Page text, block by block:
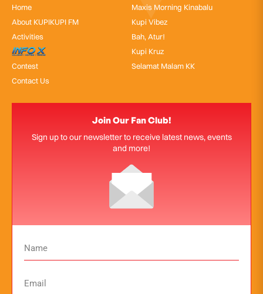
Home
About KUPIKUPI FM
Activities
InfoX
Contest
Contact Us
Maxis Morning Kinabalu
Kupi Vibez
Bah, Atur!
Kupi Kruz
Selamat Malam KK
Join Our Fan Club!
Sign up to our newsletter to receive latest news, events
and more!